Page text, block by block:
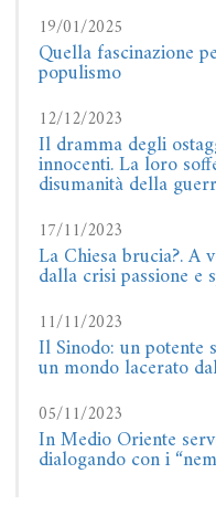
19/01/2025
Quella fascinazione
populismo
12/12/2023
Il dramma degli
innocenti. La loro
disumanità della
17/11/2023
La Chiesa brucia?. A
dalla crisi passione e
11/11/2023
Il Sinodo: un potente
un mondo lacerato
05/11/2023
In Medio Oriente
dialogando con i